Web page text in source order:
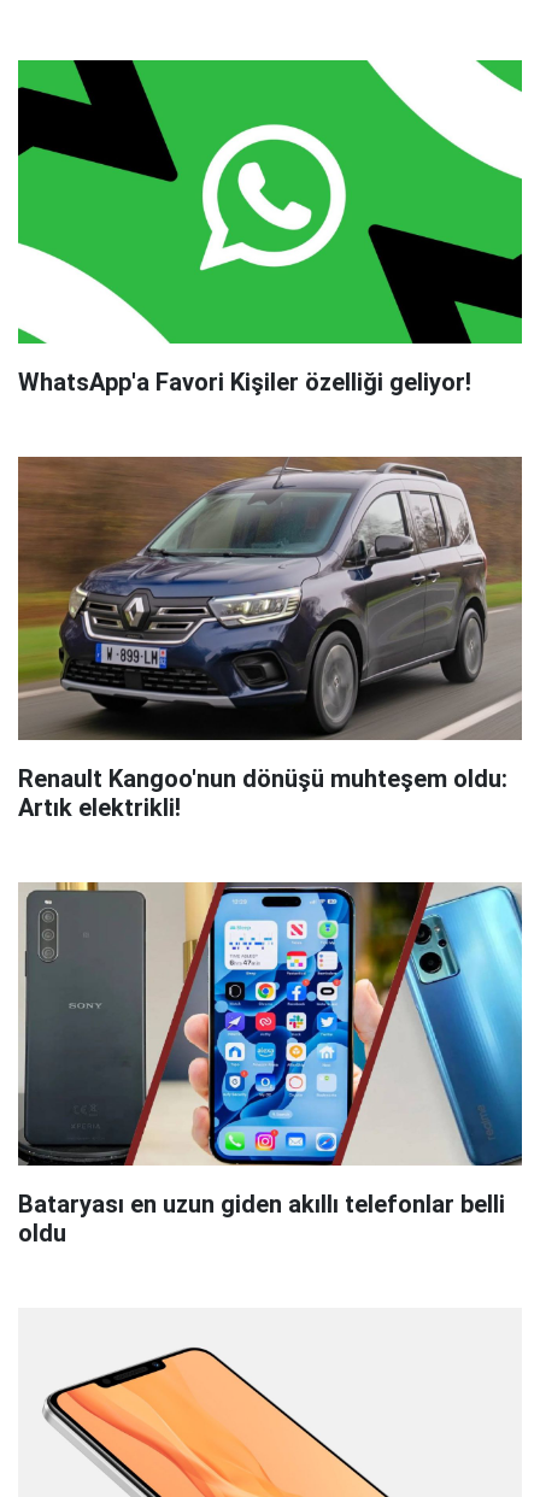
WhatsApp'a Favori Kişiler özelliği geliyor!
Renault Kangoo'nun dönüşü muhteşem oldu:
Artık elektrikli!
Bataryası en uzun giden akıllı telefonlar belli
oldu